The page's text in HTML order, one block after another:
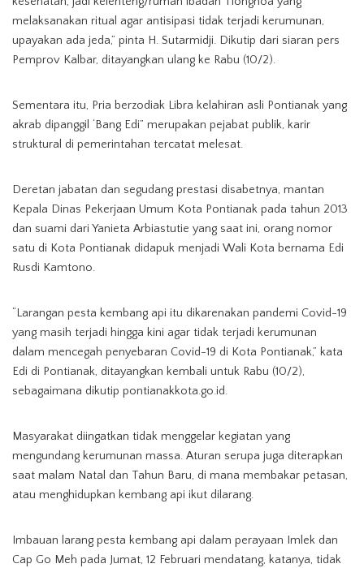
melaksanakan ritual agar antisipasi tidak terjadi kerumunan,
upayakan ada jeda,” pinta H. Sutarmidji. Dikutip dari siaran pers
Pemprov Kalbar, ditayangkan ulang ke Rabu (10/2).
Sementara itu, Pria berzodiak Libra kelahiran asli Pontianak yang
akrab dipanggil ‘Bang Edi” merupakan pejabat publik, karir
struktural di pemerintahan tercatat melesat.
Deretan jabatan dan segudang prestasi disabetnya, mantan
Kepala Dinas Pekerjaan Umum Kota Pontianak pada tahun 2013
dan suami dari Yanieta Arbiastutie yang saat ini, orang nomor
satu di Kota Pontianak didapuk menjadi Wali Kota bernama Edi
Rusdi Kamtono.
“Larangan pesta kembang api itu dikarenakan pandemi Covid-19
yang masih terjadi hingga kini agar tidak terjadi kerumunan
dalam mencegah penyebaran Covid-19 di Kota Pontianak,” kata
Edi di Pontianak, ditayangkan kembali untuk Rabu (10/2),
sebagaimana dikutip pontianakkota.go.id.
Masyarakat diingatkan tidak menggelar kegiatan yang
mengundang kerumunan massa. Aturan serupa juga diterapkan
saat malam Natal dan Tahun Baru, di mana membakar petasan,
atau menghidupkan kembang api ikut dilarang.
Imbauan larang pesta kembang api dalam perayaan Imlek dan
Cap Go Meh pada Jumat, 12 Februari mendatang, katanya, tidak